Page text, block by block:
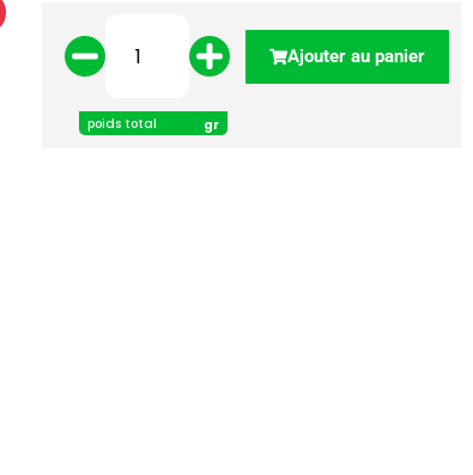
poids total gr
Ajouter au panier